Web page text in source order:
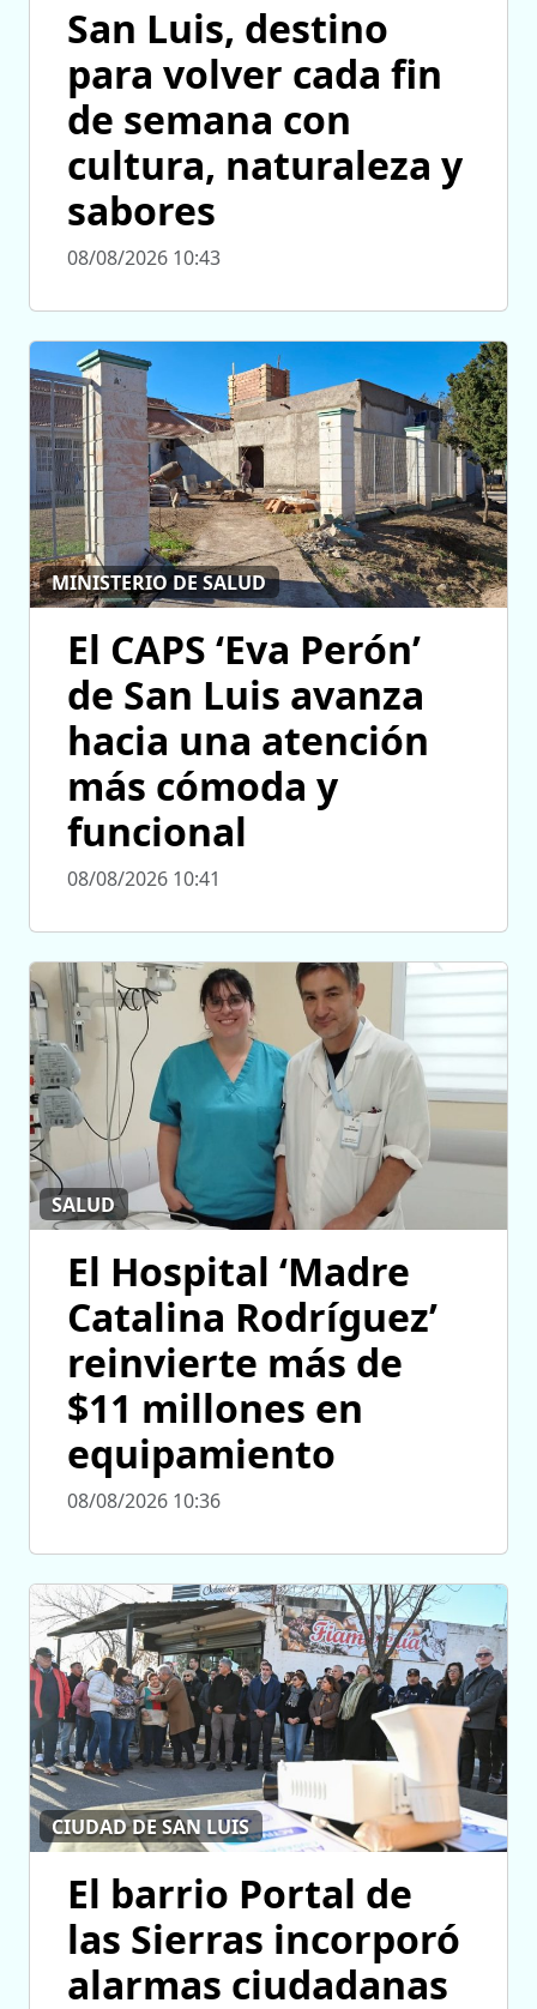
San Luis, destino
para volver cada fin
de semana con
cultura, naturaleza y
sabores
08/08/2026 10:43
MINISTERIO DE SALUD
El CAPS ‘Eva Perón’
de San Luis avanza
hacia una atención
más cómoda y
funcional
08/08/2026 10:41
SALUD
El Hospital ‘Madre
Catalina Rodríguez’
reinvierte más de
$11 millones en
equipamiento
08/08/2026 10:36
CIUDAD DE SAN LUIS
El barrio Portal de
las Sierras incorporó
alarmas ciudadanas